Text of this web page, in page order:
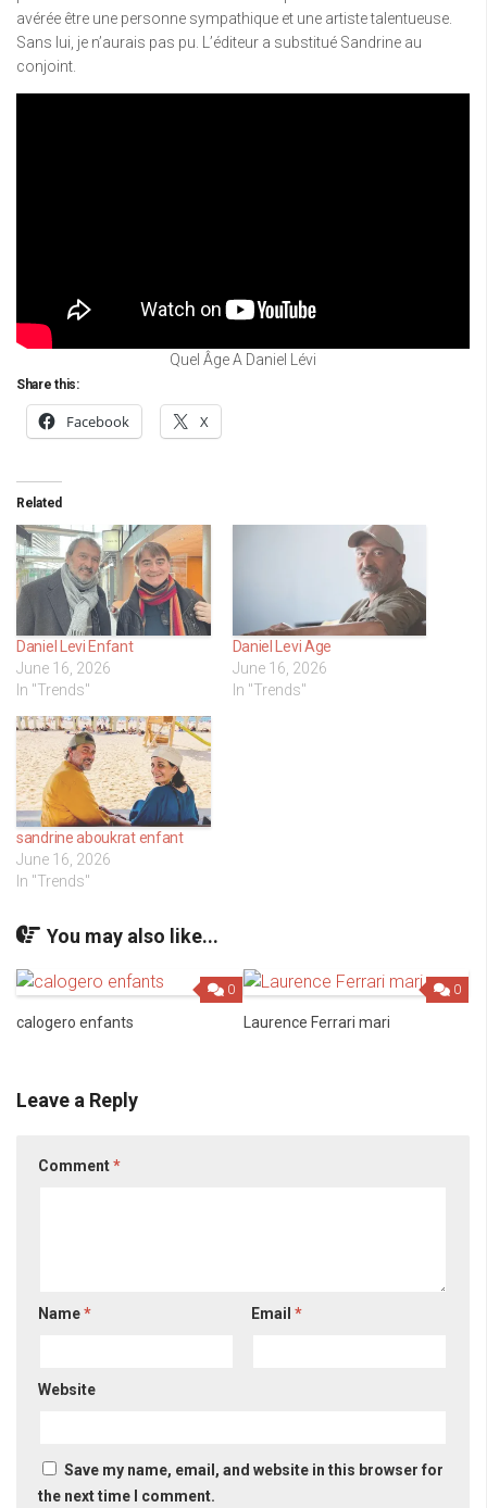
avérée être une personne sympathique et une artiste talentueuse.
Sans lui, je n’aurais pas pu. L’éditeur a substitué Sandrine au
conjoint.
Quel Âge A Daniel Lévi
Share this:
Facebook X
Related
Daniel Levi Enfant
June 16, 2026
In "Trends"
Daniel Levi Age
June 16, 2026
In "Trends"
sandrine aboukrat enfant
June 16, 2026
In "Trends"
You may also like...
0
calogero enfants
0
Laurence Ferrari mari
Leave a Reply
Comment*
Name* Email*
Website
Save my name, email, and website in this browser for
the next time I comment.